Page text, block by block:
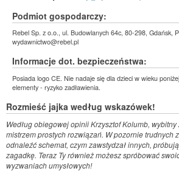
Podmiot gospodarczy:
Rebel Sp. z o.o., ul. Budowlanych 64c, 80-298, Gdańsk,
wydawnictwo@rebel.pl
Informacje dot. bezpieczeństwa:
Posiada logo CE. Nie nadaje się dla dzieci w wieku
elementy - ryzyko zadławienia.
Rozmieść jajka według wskazówek!
Według obiegowej opinii Krzysztof Kolumb,
mistrzem prostych rozwiązań. W pozornie trudnych
odnaleźć schemat, czym zawstydzał innych,
zagadkę. Teraz Ty również możesz spróbować
wyzwaniach umysłowych!